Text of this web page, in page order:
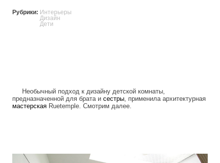
Рубрики: Интерьеры
Дизайн
Дети
Необычный подход к дизайну детской комнаты,
предназначенной для брата и сестры , применила архитектурная
мастерская Ruetemple. Смотрим далее.